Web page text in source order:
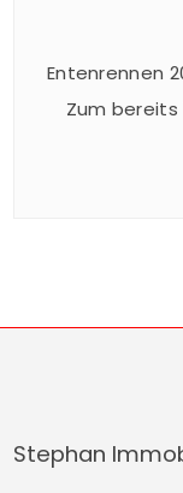
Entenrennen
Zum bereits
beliebte
des
Stephan